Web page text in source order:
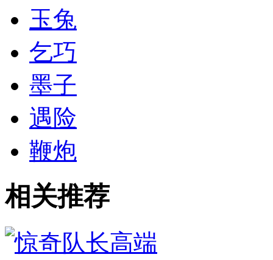
玉兔
乞巧
墨子
遇险
鞭炮
相关推荐